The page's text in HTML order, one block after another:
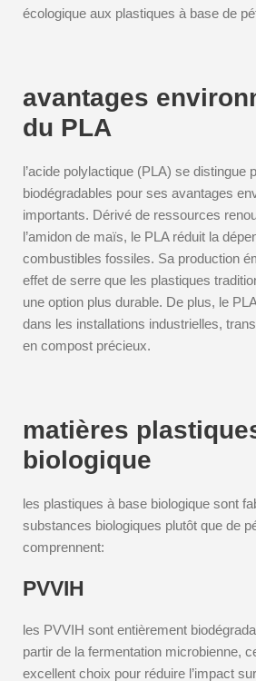
écologique aux plastiques à base de
avantages
du PLA
l’acide polylactique (PLA) se distingue
biodégradables pour ses avantages
importants. Dérivé de ressources
l’amidon de maïs, le PLA réduit la
combustibles fossiles. Sa production
effet de serre que les plastiques
une option plus durable. De plus, le
dans les installations industrielles,
en compost précieux.
matières
biologique
les plastiques à base biologique sont
substances biologiques plutôt que de
comprennent:
PVVIH
les PVVIH sont entièrement
partir de la fermentation microbienne,
excellent choix pour réduire l’impact